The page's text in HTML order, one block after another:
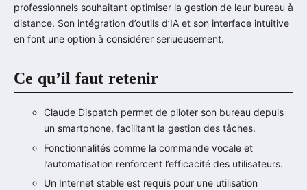
professionnels souhaitant optimiser la gestion de leur bureau à
distance. Son intégration d’outils d’IA et son interface intuitive
en font une option à considérer seriueusement.
Ce qu’il faut retenir
Claude Dispatch permet de piloter son bureau depuis
un smartphone, facilitant la gestion des tâches.
Fonctionnalités comme la commande vocale et
l’automatisation renforcent l’efficacité des utilisateurs.
Un Internet stable est requis pour une utilisation